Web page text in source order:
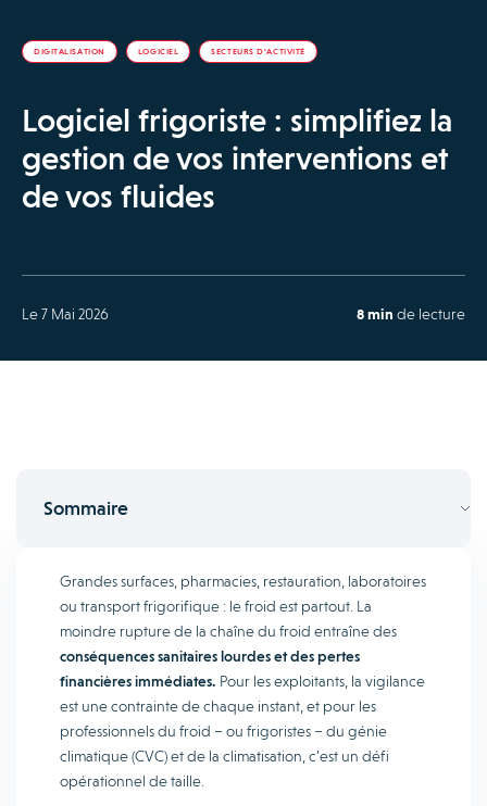
DIGITALISATION LOGICIEL SECTEURS D'ACTIVITÉ
Logiciel frigoriste : simplifiez la
gestion de vos interventions et
de vos fluides
Le 7 Mai 2026 8 min de lecture
Sommaire
Grandes surfaces, pharmacies, restauration, laboratoires
ou transport frigorifique : le froid est partout. La
moindre rupture de la chaîne du froid entraîne des
conséquences sanitaires lourdes et des pertes
financières immédiates. Pour les exploitants, la vigilance
est une contrainte de chaque instant, et pour les
professionnels du froid – ou frigoristes – du génie
climatique (CVC) et de la climatisation, c’est un défi
opérationnel de taille.